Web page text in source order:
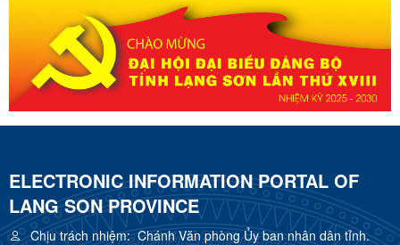
ELECTRONIC INFORMATION PORTAL OF
LANG SON PROVINCE
Chịu trách nhiệm:Chánh Văn phòng Ủy ban nhân dân tỉnh.